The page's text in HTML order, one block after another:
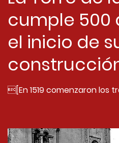
cumple 500
el inicio de
[En 1519 comenzaron los